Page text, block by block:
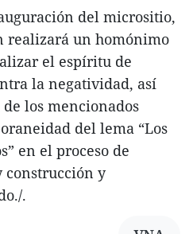
del micrositio,
realizará un homónimo
el espíritu de
la negatividad, así
los mencionados
del lema “Los
en el proceso de
construcción y
.